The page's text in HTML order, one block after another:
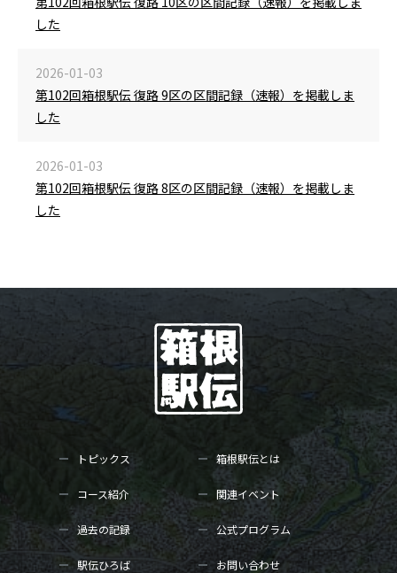
した
2026-01-03
第102回箱根駅伝 復路 9区の区間記録（速報）を掲載しま
した
2026-01-03
第102回箱根駅伝 復路 8区の区間記録（速報）を掲載しま
した
トピックス 箱根駅伝とは
コース紹介 関連イベント
過去の記録 公式プログラム
駅伝ひろば お問い合わせ